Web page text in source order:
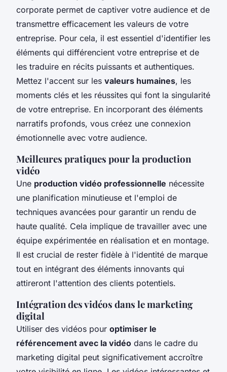
corporate permet de captiver votre audience et de
transmettre efficacement les valeurs de votre
entreprise. Pour cela, il est essentiel d'identifier les
éléments qui différencient votre entreprise et de
les traduire en récits puissants et authentiques.
Mettez l'accent sur les valeurs humaines, les
moments clés et les réussites qui font la singularité
de votre entreprise. En incorporant des éléments
narratifs profonds, vous créez une connexion
émotionnelle avec votre audience.
Meilleures pratiques pour la production
vidéo
Une production vidéo professionnelle nécessite
une planification minutieuse et l'emploi de
techniques avancées pour garantir un rendu de
haute qualité. Cela implique de travailler avec une
équipe expérimentée en réalisation et en montage.
Il est crucial de rester fidèle à l'identité de marque
tout en intégrant des éléments innovants qui
attireront l'attention des clients potentiels.
Intégration des vidéos dans le marketing
digital
Utiliser des vidéos pour optimiser le
référencement avec la vidéo dans le cadre du
marketing digital peut significativement accroître